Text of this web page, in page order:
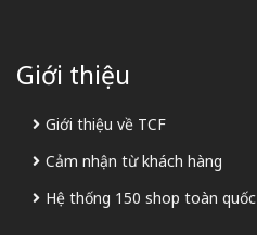
Giới thiệu
Giới thiệu về TCF
Cảm nhận từ khách hàng
Hệ thống 150 shop toàn quốc